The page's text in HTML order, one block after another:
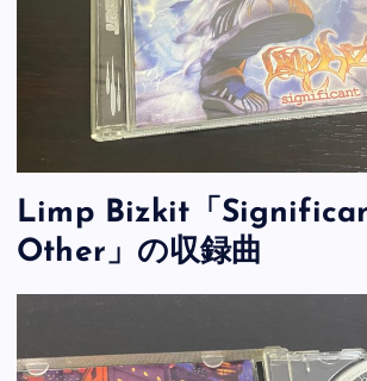
Limp Bizkit「
Other」の収録曲